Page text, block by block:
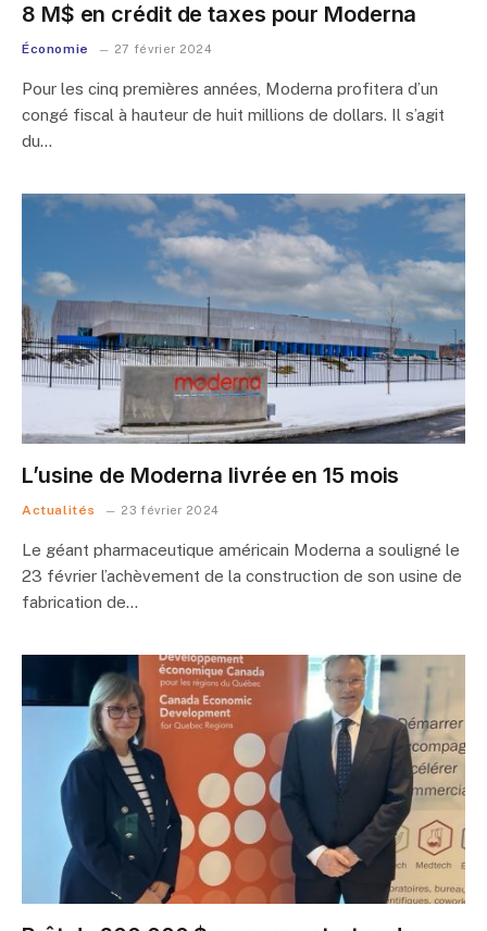
8 M$ en crédit de taxes pour Moderna
Économie 27 février 2024
Pour les cinq premières années, Moderna profitera d’un
congé fiscal à hauteur de huit millions de dollars. Il s’agit
du…
L’usine de Moderna livrée en 15 mois
Actualités 23 février 2024
Le géant pharmaceutique américain Moderna a souligné le
23 février l’achèvement de la construction de son usine de
fabrication de…